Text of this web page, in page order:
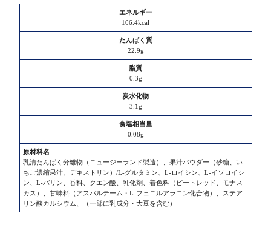
106.4kcal
22.9g
0.3g
3.1g
0.08g
乳清たんぱく分離物（ニュージーランド製造）、果汁パウダー（砂糖、い
ちご濃縮果汁、デキストリン）/L-グルタミン、L-ロイシン、L-イソロイシ
ン、L-バリン、香料、クエン酸、乳化剤、着色料（ビートレッド、モナス
カス）、甘味料（アスパルテーム・L-フェニルアラニン化合物）、ステア
リン酸カルシウム、（一部に乳成分・大豆を含む）